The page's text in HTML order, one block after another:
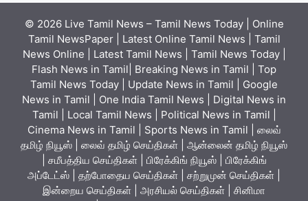
© 2026 Live Tamil News – Tamil News Today | Online
Tamil NewsPaper | Latest Online Tamil News | Tamil
News Online | Latest Tamil News | Tamil News Today |
Flash News in Tamil| Breaking News in Tamil | Top
Tamil News Today | Update News in Tamil | Google
News in Tamil | One India Tamil News | Digital News in
Tamil | Local Tamil News | Political News in Tamil |
Cinema News in Tamil | Sports News in Tamil | லைவ்
தமிழ் நியூஸ் | லைவ் தமிழ் செய்திகள் | ஆன்லைன் தமிழ் நியூஸ்
| சமீபத்திய செய்திகள் | பிரேக்கிங் நியூஸ் | பிரேக்கிங்
அப்டேட்ஸ் | தற்போதைய செய்திகள் | சற்றுமுன் செய்திகள் |
இன்றைய செய்திகள் | அரசியல் செய்திகள் | சினிமா